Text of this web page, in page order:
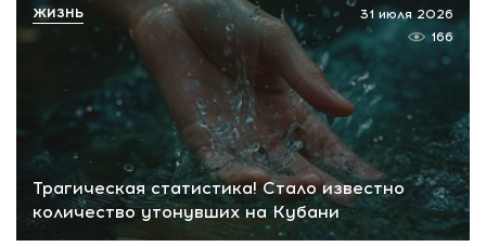
Трагическая статистика! Стало известно
количество утонувших на Кубани
31 июля 2026
166
ЖИЗНЬ